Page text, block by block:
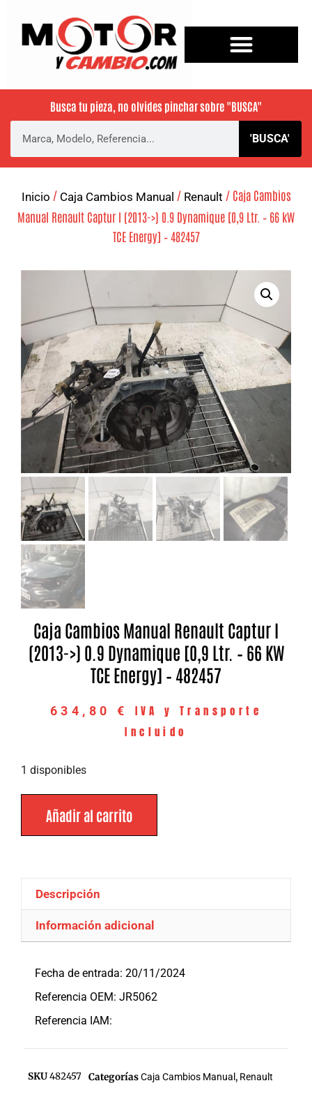
Busca tu pieza, no olvides pinchar sobre "BUSCA"
'BUSCA'
Inicio / Caja Cambios Manual / Renault / Caja Cambios
Manual Renault Captur I (2013->) 0.9 Dynamique [0,9 Ltr. – 66 kW
TCE Energy] – 482457
Caja Cambios Manual Renault Captur I
(2013->) 0.9 Dynamique [0,9 Ltr. – 66 KW
TCE Energy] – 482457
634,80 €
IVA y Transporte
Incluido
1 disponibles
Añadir al carrito
Descripción
Información adicional
Fecha de entrada: 20/11/2024
Referencia OEM: JR5062
Referencia IAM:
SKU482457 CategoríasCaja Cambios Manual , Renault